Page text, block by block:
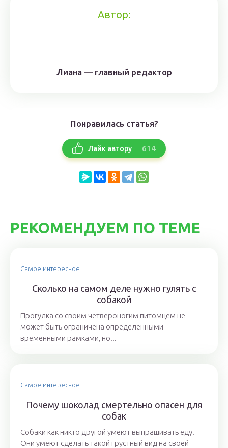
Автор:
Лиана — главный редактор
Понравилась статья?
Лайк автору 614
РЕКОМЕНДУЕМ ПО ТЕМЕ
Самое интересное
Сколько на самом деле нужно гулять с
собакой
Прогулка со своим четвероногим питомцем не
может быть ограничена определенными
временными рамками, но...
Самое интересное
Почему шоколад смертельно опасен для
собак
Собаки как никто другой умеют выпрашивать еду.
Они умеют сделать такой грустный вид на своей